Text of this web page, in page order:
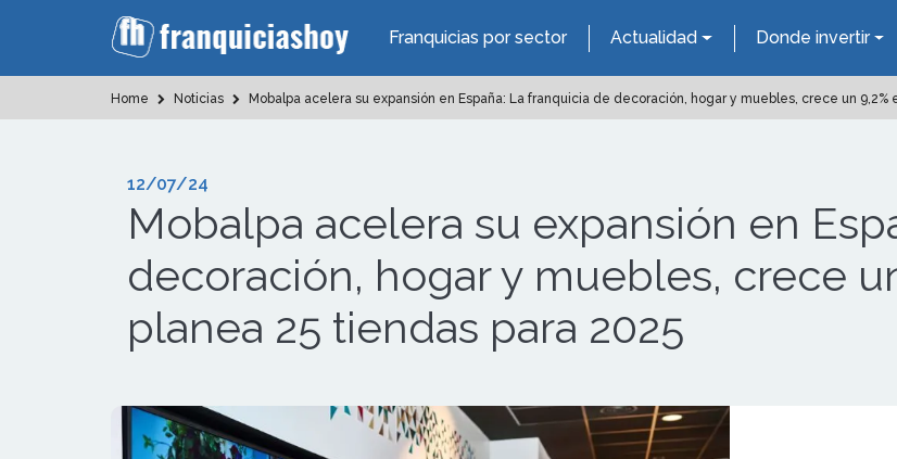
Franquicias por sector Actualidad Donde invertir
Home Noticias Mobalpa acelera su expansión en España: La franquicia de decoración, hogar y muebles, crece un 9,2%
12/07/24
Mobalpa acelera su expansión en
decoración, hogar y muebles, crece
planea 25 tiendas para 2025